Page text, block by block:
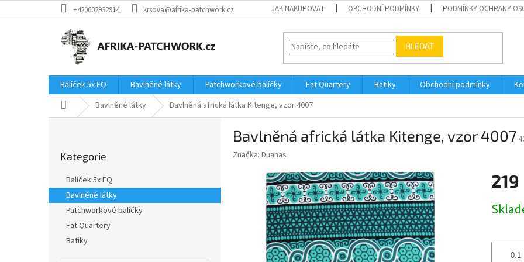
na
+420602932914 krsova@afrika-patchwork.cz JAK NAKUPOVAT OBCHODNÍ PODMÍNKY PODMÍNKY OCHRANY
HLEDAT
Balíček 5x FQ Bavlněné látky Patchworkové balíčky Fat Quartery Batiky Obchodní podmínky
Domů Bavlněné látky Bavlněná africká látka Kitenge, vzor 4007
a
n
kategorie
Kategorie
Balíček 5x FQ
Bavlněné látky
Patchworkové balíčky
Fat Quartery
Batiky
Bavlněná africká látka Kitenge, vzor 4007
Značka: Duanas
219
cena: